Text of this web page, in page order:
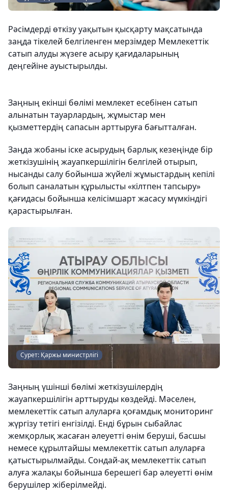
Рәсімдерді өткізу уақытын қысқарту мақсатында
заңда тікелей белгіленген мерзімдер Мемлекеттік
сатып алуды жүзеге асыру қағидаларының
деңгейіне ауыстырылды.
Заңның екінші бөлімі мемлекет есебінен сатып
алынатын тауарлардың, жұмыстар мен
қызметтердің сапасын арттыруға бағытталған.
Заңда жобаны іске асырудың барлық кезеңінде бір
жеткізушінің жауапкершілігін белгілей отырып,
нысанды салу бойынша жүйелі жұмыстардың кепілі
болып саналатын құрылысты «кілтпен тапсыру»
қағидасы бойынша келісімшарт жасасу мүмкіндігі
қарастырылған.
Сурет: Қаржы министрлігі
Заңның үшінші бөлімі жеткізушілердің
жауапкершілігін арттыруды көздейді. Мәселен,
мемлекеттік сатып алуларға қоғамдық мониторинг
жүргізу тетігі енгізілді. Енді бұрын сыбайлас
жемқорлық жасаған әлеуетті өнім беруші, басшы
немесе құрылтайшы мемлекеттік сатып алуларға
қатыстырылмайды. Сондай-ақ мемлекеттік сатып
алуға жалақы бойынша берешегі бар әлеуетті өнім
берушілер жіберілмейді.